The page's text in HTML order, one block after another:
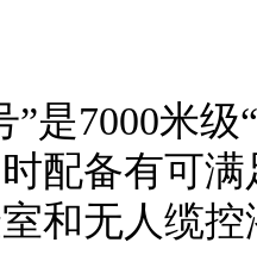
7000米级“
配备有可
和无人缆